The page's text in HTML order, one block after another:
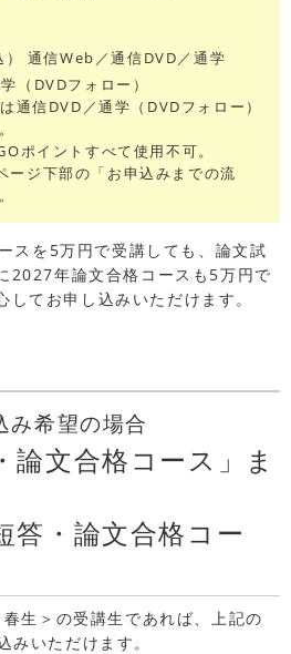
） 通信Web／通信DVD／通学
（DVDフォロー）
通信DVD／通学（DVDフォロー）
ポイントすべて使用不可。
ージ下部の「お申込みまでの流
スを5万円で受講しても、論文試
2027年論文合格コースも5万円で
てお申し込みいただけます。
み希望の場合
論文合格コース」ま
答・論文合格コー
生＞の受講生であれば、上記の
みいただけます。